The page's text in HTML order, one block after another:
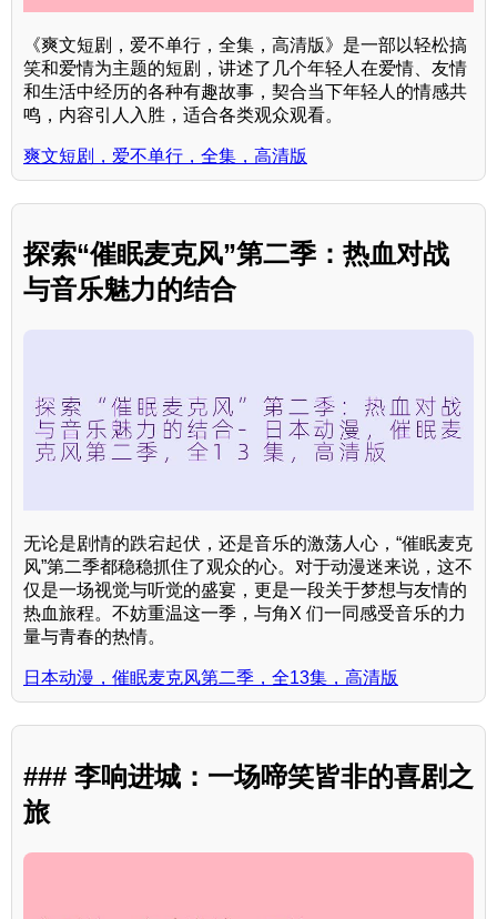
《爽文短剧，爱不单行，全集，高清版》是一部以轻松搞
笑和爱情为主题的短剧，讲述了几个年轻人在爱情、友情
和生活中经历的各种有趣故事，契合当下年轻人的情感共
鸣，内容引人入胜，适合各类观众观看。
爽文短剧，爱不单行，全集，高清版
探索“催眠麦克风”第二季：热血对战
与音乐魅力的结合
无论是剧情的跌宕起伏，还是音乐的激荡人心，“催眠麦克
风”第二季都稳稳抓住了观众的心。对于动漫迷来说，这不
仅是一场视觉与听觉的盛宴，更是一段关于梦想与友情的
热血旅程。不妨重温这一季，与角X 们一同感受音乐的力
量与青春的热情。
日本动漫，催眠麦克风第二季，全13集，高清版
### 李响进城：一场啼笑皆非的喜剧之
旅